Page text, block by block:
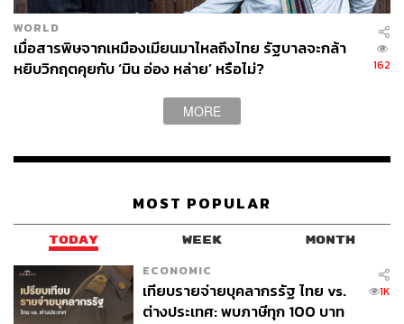
WORLD
เมื่อสารพิษจากเหมืองเมียนมาไหลถึงไทย รัฐบาลจะกล้า
หยิบวิกฤตคุยกับ ‘มิน อ่อง หล่าย’ หรือไม่?
162
MORE
MOST POPULAR
TODAY WEEK MONTH
ECONOMIC
เทียบรายจ่ายบุคลากรรัฐ ไทย vs.
ต่างประเทศ: พบภาษีทุก 100 บาท
1K